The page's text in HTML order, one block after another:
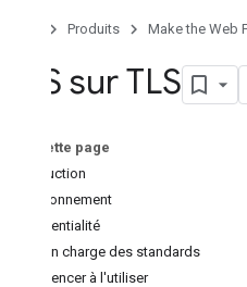
Produits Make the Web
DNS sur TLS
Sur cette page
Introduction
Fonctionnement
Confidentialité
Prise en charge des standards
Commencer à l'utiliser